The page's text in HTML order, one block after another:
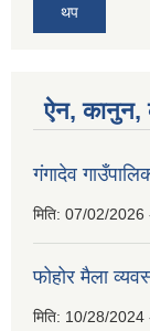
थप
ऐन, कानुन,
गंगादेव
मिति: 07/02/2026
फोहोर मैला
मिति: 10/28/2024